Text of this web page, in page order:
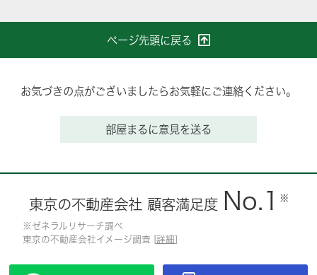
ページ先頭に戻る
お気づきの点がございましたらお気軽にご連絡ください。
部屋まるに意見を送る
東京の不動産会社 顧客満足度 No.1 ※
※ゼネラルリサーチ調べ
東京の不動産会社イメージ調査 [ 詳細